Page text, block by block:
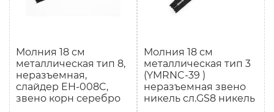
Молния 18 см
мeталлическая тип 8,
неразъемная,
слайдер EH-008C,
звено корн серебро
Молния 18 см
мeталлическая тип 3
(YMRNC-39 )
неразъемная звено
никель сл.GS8 никель